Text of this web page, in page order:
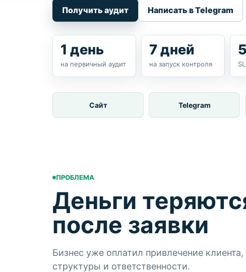
Получить аудит Написать в Telegram
1 день
на первичный аудит
7 дней
на запуск контроля
Сайт Telegram
ПРОБЛЕМА
Деньги
после заявки
Бизнес уже оплатил привлечение
структуры и ответственности.